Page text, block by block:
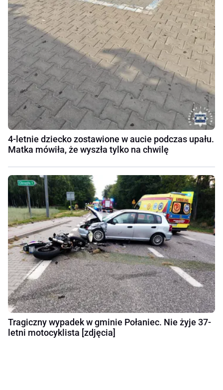
4-letnie dziecko zostawione w aucie podczas upału.
Matka mówiła, że wyszła tylko na chwilę
Tragiczny wypadek w gminie Połaniec. Nie żyje 37-
letni motocyklista [zdjęcia]